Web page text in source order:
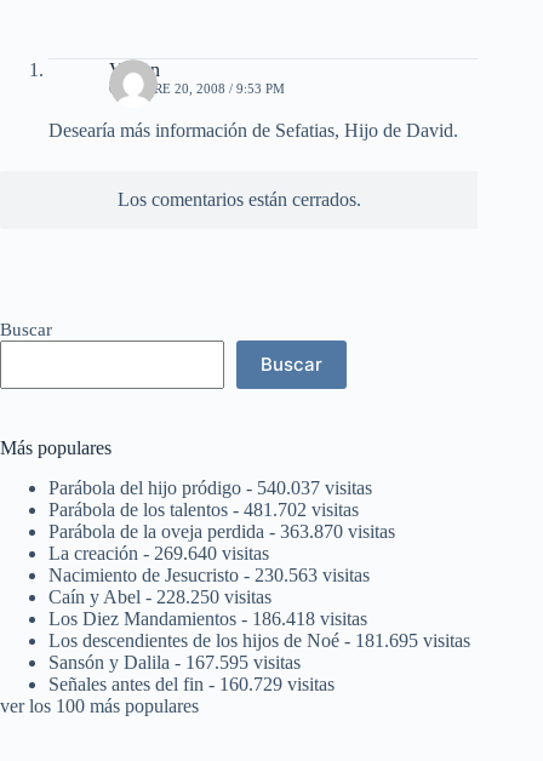
Vivian
OCTUBRE 20, 2008 / 9:53 PM
Desearía más información de Sefatias, Hijo de David.
Los comentarios están cerrados.
Buscar
Buscar
Más populares
Parábola del hijo pródigo - 540.037 visitas
Parábola de los talentos - 481.702 visitas
Parábola de la oveja perdida - 363.870 visitas
La creación - 269.640 visitas
Nacimiento de Jesucristo - 230.563 visitas
Caín y Abel - 228.250 visitas
Los Diez Mandamientos - 186.418 visitas
Los descendientes de los hijos de Noé - 181.695 visitas
Sansón y Dalila - 167.595 visitas
Señales antes del fin - 160.729 visitas
ver los 100 más populares